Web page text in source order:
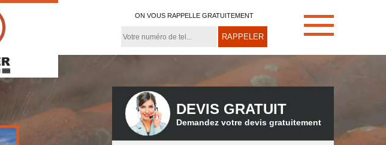
ON VOUS RAPPELLE GRATUITEMENT
DEVIS GRATUIT
Demandez votre devis gratuitement